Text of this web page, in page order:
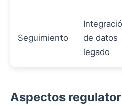
Seguimiento
de datos
legado
Aspectos